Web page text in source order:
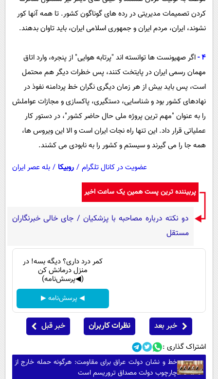
کردن تصمیمات مدیریتی در رده های گوناگون کشور. تا همه آنها کور
نشوند، ایران، مردم ایران و جمهوری اسلامی ایران، باید تاوان بدهند.
4 - اگر صهیونست ها توانسته اند "پرتابه هوایی" از پنجره، وارد اتاق
مهمان رسمی ایران در پایتخت کنند، پس خطرات دیگر هم محتمل
است، پس باید بیش از هر زمان دیگری نگران خط پردامنه نفوذ در
نهادهای کشور بود و شناسایی، دستگیری، پاکسازی و مجازات عواملش
را به عنوان "مهم ترین پروژه ملی حال حاضر کشور"، در دستور کار
عملیاتی قرار داد. این تنها راه نجات ایران است و الا این ویروس ها،
همه جا را می گیرند و سیستم و کشور را به نابودی می کشند.
عضویت در کانال تلگرام / روبیکا / بله عصر ایران
پربیننده ترین پست همین یک ساعت اخیر
دو نکته درباره مصاحبه با پزشکیان / جای خالی خبرنگاران
مستقل
کمر درد داری؟ دیگه بسه! در
منزل درمانش کن
(◀پرسش‌نامه)
◀ پرسش‌نامه ▶
خبر بعد نظرات کاربران خبر قبل
اشتراک گذاری :
خط و نشان دولت عراق برای مقاومت: هرگونه حمله خارج از
چارچوب دولت مصداق تروریسم است